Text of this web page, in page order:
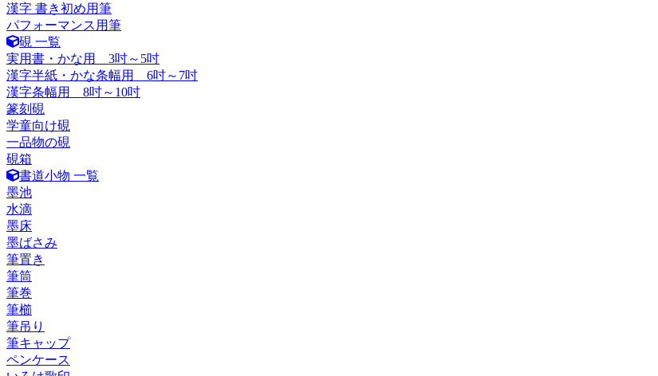
漢字 書き初め用筆
パフォーマンス用筆
硯 一覧
実用書・かな用 3吋～5吋
漢字半紙・かな条幅用 6吋～7吋
漢字条幅用 8吋～10吋
篆刻硯
学童向け硯
一品物の硯
硯箱
書道小物 一覧
墨池
水滴
墨床
墨ばさみ
筆置き
筆筒
筆巻
筆櫛
筆吊り
筆キャップ
ペンケース